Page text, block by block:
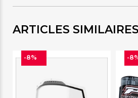
ARTICLES SIMILAIRES
-8% -